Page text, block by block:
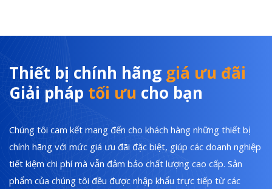
Thiết bị chính hãng giá ưu đãi
Giải pháp tối ưu cho bạn
Chúng tôi cam kết mang đến cho khách hàng những thiết bị
chính hãng với mức giá ưu đãi đặc biệt, giúp các doanh nghiệp
tiết kiệm chi phí mà vẫn đảm bảo chất lượng cao cấp. Sản
phẩm của chúng tôi đều được nhập khẩu trực tiếp từ các